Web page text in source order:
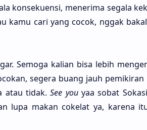
konsekuen­si, meneri­ma sega­la
kamu cari yang cocok, nggak
Semo­ga kali­an bisa lebih
sege­ra buang jauh
atau tidak.See youyaa sobat
lupa makan coke­lat ya, kare­na